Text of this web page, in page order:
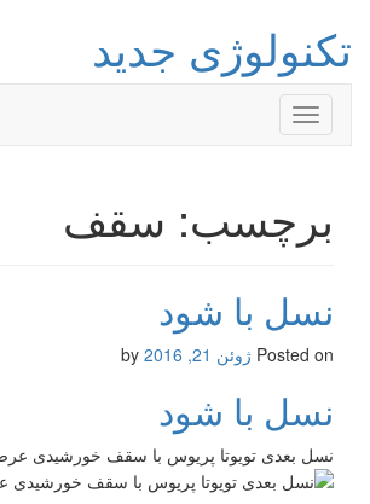
تکنولوژی جدید
Toggle
navigation
برچسب: سقف
نسل با شود
Posted on ژوئن 21, 2016
نسل با شود
نسل بعدی تویوتا پریوس با سقف خورشیدی